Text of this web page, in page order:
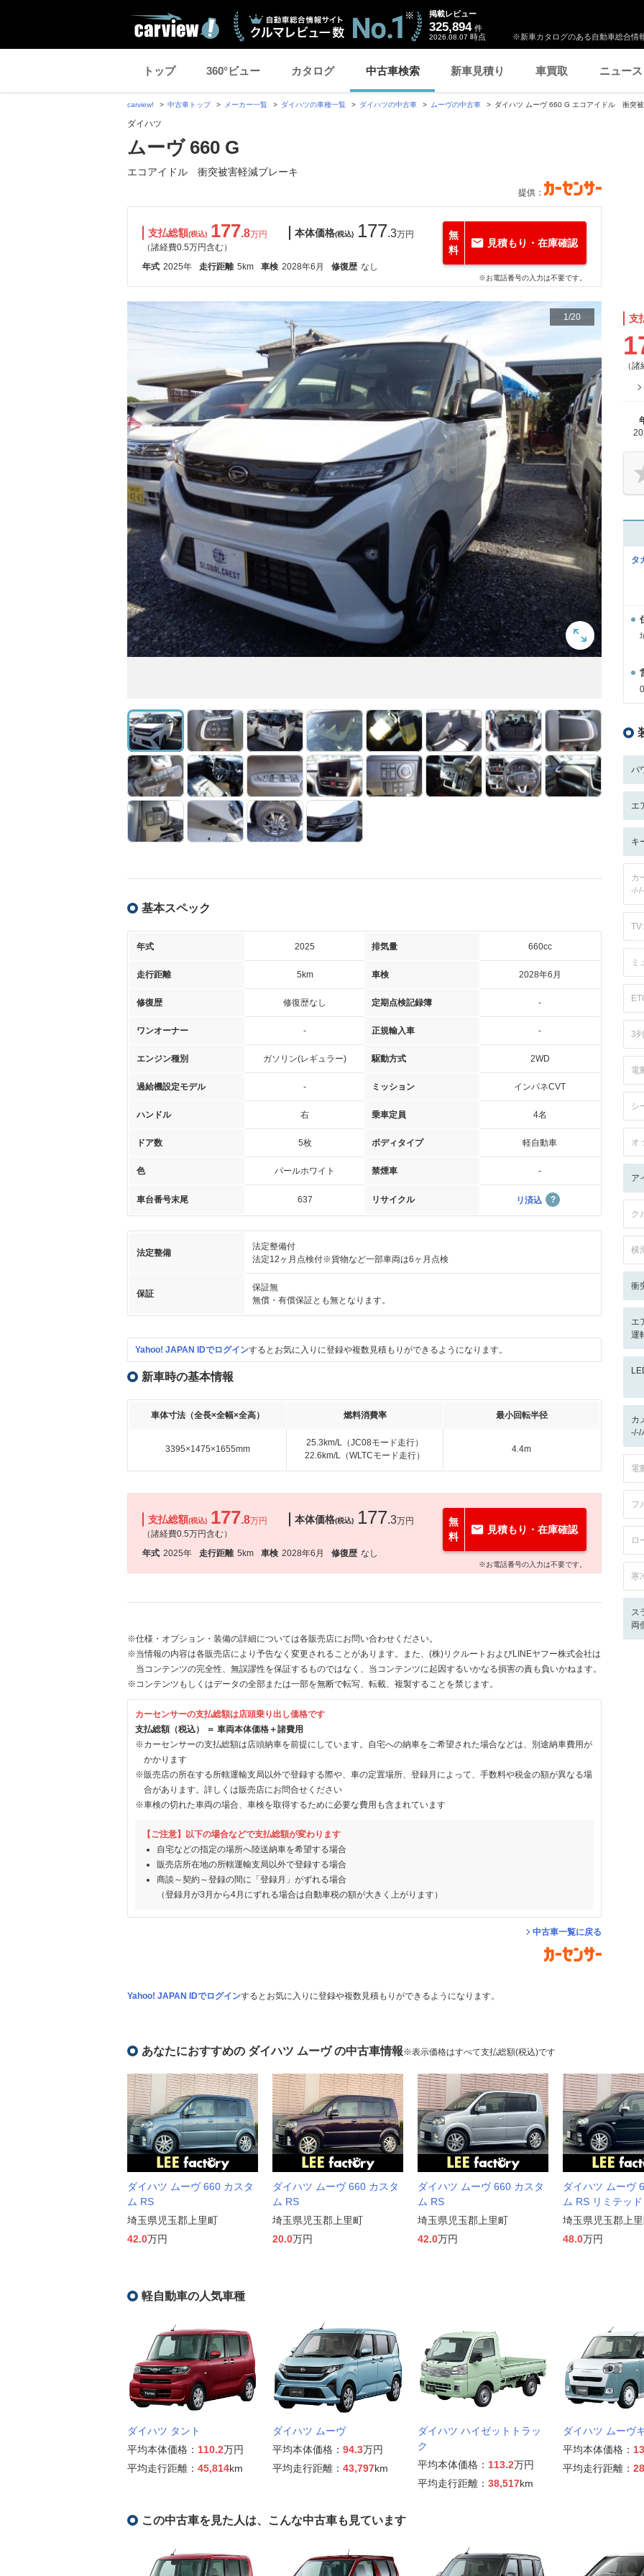
※新車カタログのある自動車総合情
掲載レビュー
325,894 件
2026.08.07 時点
トップ 360°ビュー カタログ 中古車検索 新車見積り 車買取 ニュース
carview! 中古車トップ メーカー一覧 ダイハツの車種一覧 ダイハツの中古車 ムーヴの中古車 ダイハツ ムーヴ 660 G エコアイドル 衝突
ダイハツ
ムーヴ 660 G
エコアイドル 衝突被害軽減ブレーキ
提供：
支払総額(税込) 177.8万円
（諸経費0.5万円含む）
本体価格(税込) 177.3万円
年式 2025年 走行距離 5km 車検 2028年6月 修復歴 なし
無
料
見積もり・在庫確認
※お電話番号の入力は不要です。
1/20
基本スペック
年式 2025 排気量 660cc
走行距離 5km 車検 2028年6月
修復歴 修復歴なし 定期点検記録簿 -
ワンオーナー - 正規輸入車 -
エンジン種別 ガソリン(レギュラー) 駆動方式 2WD
過給機設定モデル - ミッション インパネCVT
ハンドル 右 乗車定員 4名
ドア数 5枚 ボディタイプ 軽自動車
色 パールホワイト 禁煙車 -
車台番号末尾 637 リサイクル リ済込
法定整備
法定整備付
法定12ヶ月点検付※貨物など一部車両は6ヶ月点検
保証
保証無
無償・有償保証とも無となります。
Yahoo! JAPAN IDでログインするとお気に入りに登録や複数見積もりができるようになります。
新車時の基本情報
車体寸法（全長×全幅×全高） 燃料消費率 最小回転半径
3395×1475×1655mm
25.3km/L（JC08モード走行）
22.6km/L（WLTCモード走行）
4.4m
支払総額(税込) 177.8万円
（諸経費0.5万円含む）
本体価格(税込) 177.3万円
年式 2025年 走行距離 5km 車検 2028年6月 修復歴 なし
無
料
見積もり・在庫確認
※お電話番号の入力は不要です。
※仕様・オプション・装備の詳細については各販売店にお問い合わせください。
※当情報の内容は各販売店により予告なく変更されることがあります。また、(株)リクルートおよびLINEヤフー株式会社は
当コンテンツの完全性、無誤謬性を保証するものではなく、当コンテンツに起因するいかなる損害の責も負いかねます。
※コンテンツもしくはデータの全部または一部を無断で転写、転載、複製することを禁じます。
カーセンサーの支払総額は店頭乗り出し価格です
支払総額（税込） ＝ 車両本体価格＋諸費用
※カーセンサーの支払総額は店頭納車を前提にしています。自宅への納車をご希望された場合などは、別途納車費用が
かかります
※販売店の所在する所轄運輸支局以外で登録する際や、車の定置場所、登録月によって、手数料や税金の額が異なる場
合があります。詳しくは販売店にお問合せください
※車検の切れた車両の場合、車検を取得するために必要な費用も含まれています
【ご注意】以下の場合などで支払総額が変わります
自宅などの指定の場所へ陸送納車を希望する場合
販売店所在地の所轄運輸支局以外で登録する場合
商談～契約～登録の間に「登録月」がずれる場合
（登録月が3月から4月にずれる場合は自動車税の額が大きく上がります）
中古車一覧に戻る
Yahoo! JAPAN IDでログインするとお気に入りに登録や複数見積もりができるようになります。
支
（
タ
パ
エ
キ
カ
ミ
3
電
シ
オ
ア
ク
横
衝
エ
運
カ
-/-/
電
フ
ロ
寒
ス
両
あなたにおすすめの ダイハツ ムーヴ の中古車情報※表示価格はすべて支払総額(税込)です
ダイハツ ムーヴ 660 カスタ
ム RS
埼玉県児玉郡上里町
42.0万円
ダイハツ ムーヴ 660 カスタ
ム RS
埼玉県児玉郡上里町
20.0万円
ダイハツ ムーヴ 660 カスタ
ム RS
埼玉県児玉郡上里町
42.0万円
ダイハツ ムーヴ
ム RS リミテッド
埼玉県児玉郡上
48.0万円
軽自動車の人気車種
ダイハツ タント
平均本体価格： 110.2万円
平均走行距離： 45,814km
ダイハツ ムーヴ
平均本体価格： 94.3万円
平均走行距離： 43,797km
ダイハツ ハイゼットトラッ
ク
平均本体価格： 113.2万円
平均走行距離： 38,517km
ダイハツ ムーヴ
平均本体価格：
平均走行距離：
この中古車を見た人は、こんな中古車も見ています